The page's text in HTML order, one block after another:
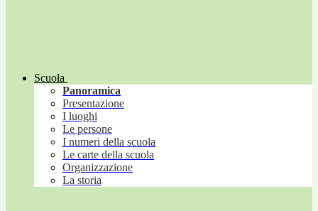
Scuola
Panoramica
Presentazione
I luoghi
Le persone
I numeri della scuola
Le carte della scuola
Organizzazione
La storia